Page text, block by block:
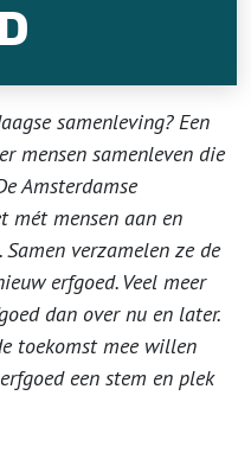
samenleving? Een
mensen samenleven die
Amsterdamse
mét mensen aan en
verzamelen ze de
erfgoed. Veel meer
dan over nu en later.
toekomst mee willen
een stem en plek